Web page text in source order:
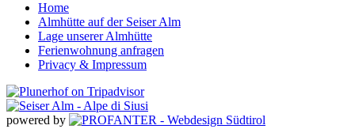
Home
Almhütte auf der Seiser Alm
Lage unserer Almhütte
Ferienwohnung anfragen
Privacy & Impressum
powered by